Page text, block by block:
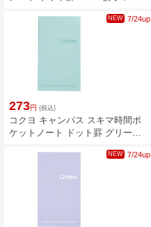
NEW 7/24up
273円 (税込)
コクヨ キャンパス スキマ時間ポ
ケットノート ドット罫 グリーン
NEW 7/24up